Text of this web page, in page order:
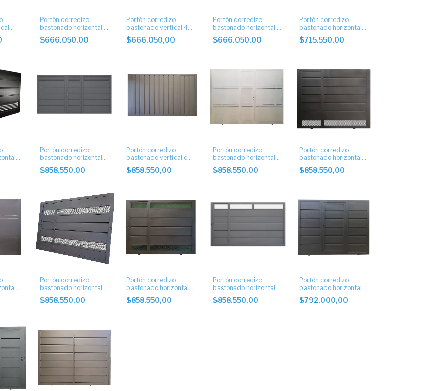
Portón corredizo
bastonado horizontal 3
buñas con apliques.
$666.050,00
Portón corredizo
bastonado vertical 4
buñas con apliques.
$666.050,00
Portón corredizo
bastonado horizontal 4
buñas con apliques
$666.050,00
Portón corredizo
bastonado horizontal
ciego con apliques de
acero
$715.550,00
Portón corredizo
bastonado horizontal
puerta central
$858.550,00
Portón corredizo
bastonado vertical con
puerta lateral
$858.550,00
Portón corredizo
bastonado horizontal
con puerta central
$858.550,00
Portón corredizo
bastonado horizontal
con puerta y postigo
$858.550,00
Portón corredizo
bastonado horizontal
con puerta y postigo
$858.550,00
Portón corredizo
bastonado horizontal
con puerta y postigo
$858.550,00
Portón corredizo
bastonado horizontal
con puerta y postigo
$858.550,00
Portón corredizo
bastonado horizontal
con puerta central
$792.000,00